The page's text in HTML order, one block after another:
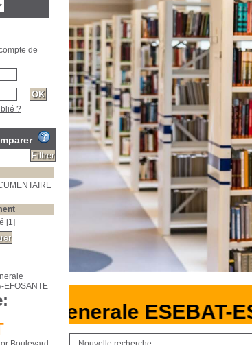
Generale ESEBAT-
de
?
[1]
EFOSANTE